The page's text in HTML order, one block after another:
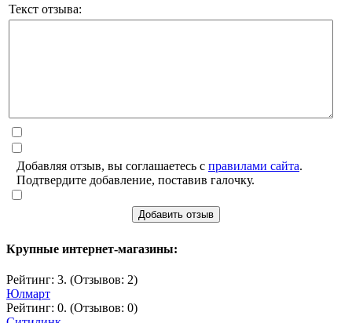
Текст отзыва:
Добавляя отзыв, вы соглашаетесь с правилами сайта.
Подтвердите добавление, поставив галочку.
Добавить отзыв
Крупные интернет-магазины:
Рейтинг: 3. (Отзывов: 2)
Юлмарт
Рейтинг: 0. (Отзывов: 0)